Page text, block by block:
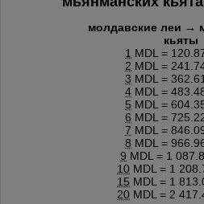
молдавские леи →
кьяты
1 MDL =
2 MDL =
3 MDL =
4 MDL =
5 MDL =
6 MDL =
7 MDL =
8 MDL =
9 MDL = 1
10 MDL = 1
15 MDL = 1
20 MDL = 2